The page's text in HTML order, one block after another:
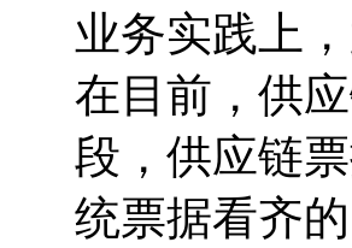
业务实践上
在目前，供
段，供应链
统票据看齐的